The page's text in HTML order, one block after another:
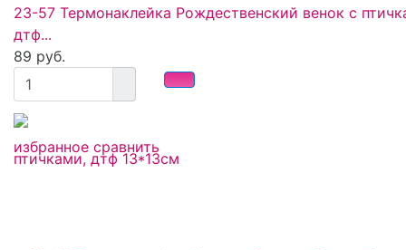
избранное сравнить
23-57 Термонаклейка Рождественский венок с
дтф...
89 руб.